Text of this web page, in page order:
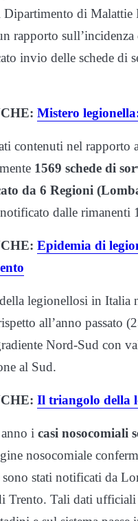
Dipartimento di Malattie
rapporto sull’incidenza
invio delle schede di
Mistero
contenuti nel rapporto
1569 schede di
da 6 Regioni
dalle
Epidemia di
legionellosi in Italia
all’anno passato
Nord-Sud con
al Sud.
Il triangolo della
i casi nosocomiali
nosocomiale
stati notificati da
Trento. Tali dati ufficiali